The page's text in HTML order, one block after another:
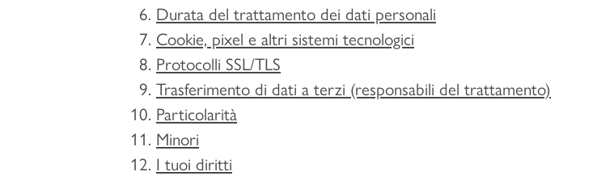
Durata del trattamento dei dati personali
Cookie, pixel e altri sistemi tecnologici
Protocolli SSL/TLS
Trasferimento di dati a terzi (responsabili del trattamento)
Particolarità
Minori
I tuoi diritti